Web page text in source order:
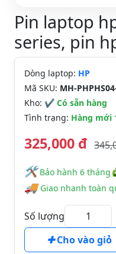
Pin laptop
series, pin
Dòng laptop: HP
Mã SKU: MH-
Kho: ✔ Có sẵn hàng
Tình trạng: Hàng mới
325,000 đ
🛠️️ Bảo hành 6 tháng
🚚Giao nhanh toàn
Số lượng
Cho vào giỏ